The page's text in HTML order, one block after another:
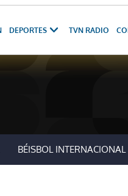
DEPORTES TVN RADIO
BÉISBOL INTERNACIONAL